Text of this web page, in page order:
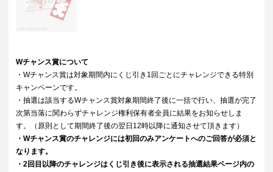
Wチャンス賞について
・Wチャンス賞は対象期間内にくじ引き1回ごとにチャレンジできる特別
キャンペーンです。
・抽選は該当するWチャンス賞対象期間終了後に一括で行い、抽選が完了
次第当落に関わらずチャレンジ権利保有者全員に結果をお知らせしま
す。（原則として期間終了後の翌日12時以降に通知させて頂きます）
・Wチャンス賞のチャレンジには初回のみアンケートへのご回答が必須と
なります。
・2回目以降のチャレンジはくじ引き後に表示される抽選結果ページ内の